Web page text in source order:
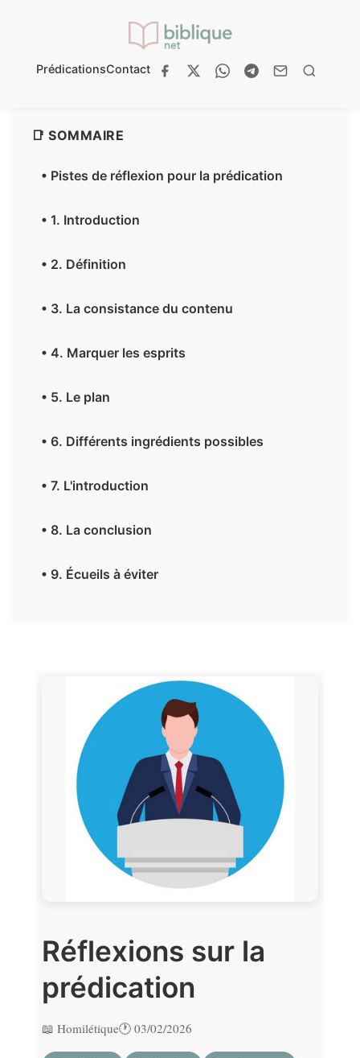
PrédicationsContact
📑 SOMMAIRE
• Pistes de réflexion pour la prédication
• 1. Introduction
• 2. Définition
• 3. La consistance du contenu
• 4. Marquer les esprits
• 5. Le plan
• 6. Différents ingrédients possibles
• 7. L'introduction
• 8. La conclusion
• 9. Écueils à éviter
Réflexions sur la
prédication
📖 Homilétique🕐 03/02/2026